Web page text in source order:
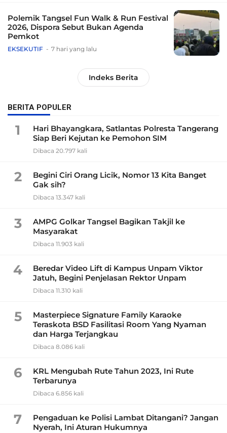
Polemik Tangsel Fun Walk & Run Festival
2026, Dispora Sebut Bukan Agenda
Pemkot
EKSEKUTIF 7 hari yang lalu
Indeks Berita
BERITA POPULER
1
Hari Bhayangkara, Satlantas Polresta Tangerang
Siap Beri Kejutan ke Pemohon SIM
Dibaca 20.797 kali
2
Begini Ciri Orang Licik, Nomor 13 Kita Banget
Gak sih?
Dibaca 13.347 kali
3
AMPG Golkar Tangsel Bagikan Takjil ke
Masyarakat
Dibaca 11.903 kali
4
Beredar Video Lift di Kampus Unpam Viktor
Jatuh, Begini Penjelasan Rektor Unpam
Dibaca 11.310 kali
5
Masterpiece Signature Family Karaoke
Teraskota BSD Fasilitasi Room Yang Nyaman
dan Harga Terjangkau
Dibaca 8.086 kali
6
KRL Mengubah Rute Tahun 2023, Ini Rute
Terbarunya
Dibaca 6.856 kali
7
Pengaduan ke Polisi Lambat Ditangani? Jangan
Nyerah, Ini Aturan Hukumnya